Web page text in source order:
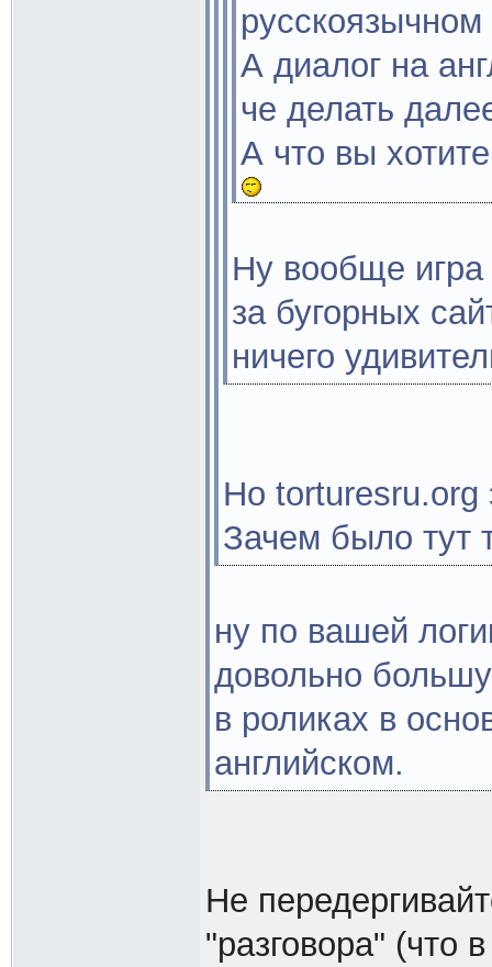
русскоязычном
А диалог на
че делать
А что вы
Ну вообще игра
за бугорных
ничего
Но torturesru.org
Зачем было тут
ну по вашей
довольно
в роликах в
английском.
Не
"разговора" (что